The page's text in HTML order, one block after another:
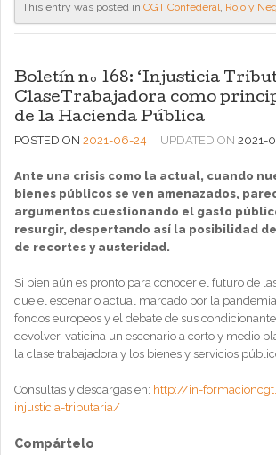
This entry was posted in CGT Confederal, Rojo y
Boletín nº 168: ‘Injusticia
ClaseTrabajadora como
de la Hacienda Pública
POSTED ON 2021-06-24 UPDATED ON 2021-
Ante una crisis como la actual, cuando
bienes públicos se ven amenazados,
argumentos cuestionando el gasto
resurgir, despertando así la posibilidad
de recortes y austeridad.
Si bien aún es pronto para conocer el futuro de
que el escenario actual marcado por la
fondos europeos y el debate de sus
devolver, vaticina un escenario a corto y medio
la clase trabajadora y los bienes y servicios
Consultas y descargas en: http://in-
injusticia-tributaria/
Compártelo